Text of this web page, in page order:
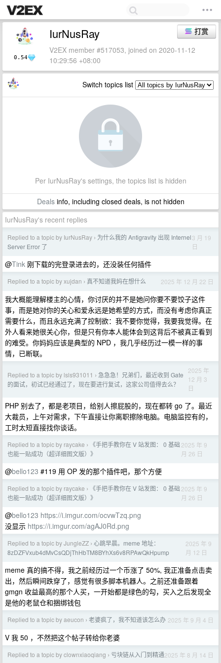
0.54
打赏
IurNusRay
V2EX member #517053, joined on 2020-11-12
10:29:56 +08:00
Switch topics list
Per IurNusRay's settings, the topics list is hidden
Dealsinfo, including closed deals, is not hidden
IurNusRay's recent replies
Replied to a topic by IurNusRay › 为什么我的 Antigravity 出现 Internel
Server Error 了
3 月 19
日
@Tink 刚下载的完登录进去的，还没装任何插件
Replied to a topic by xujdan › 真不知道我妈在想什么 2025 年 12 月 22 日
我大概能理解楼主的心情，你讨厌的并不是她问你要不要饺子这件
事，而是她对你的关心和爱永远是她希望的方式，而没有考虑你真正
需要什么，而且永远充满了控制欲：我不要你觉得，我要我觉得。在
外人看来她很关心你，但是只有你本人能体会到这背后不被真正看到
的难受。你妈妈应该是典型的 NPD ，我几乎经历过一模一样的事
情，已断联。
Replied to a topic by lsls931011 › 急急急！兄弟们，最近收到 Gate
的面试，初试已经通过了，现在要进行复试，这家公司值得去么？
2025 年
12 月 3
日
PHP 别去了，都是老项目，给别人擦屁股的，现在都转 go 了。最近
大裁员，上午对需求，下午直接让你离职擦除电脑。电脑监控有的，
工时太短直接找你谈话。
Replied to a topic by raycake ›
《手把手教你在 V 站发图： 0 基础
也能一贴成功（超详细图文版）》
2025 年 9
月 26 日
@bello123 #119 用 OP 发的那个插件吧，那个方便
Replied to a topic by raycake ›
《手把手教你在 V 站发图： 0 基础
也能一贴成功（超详细图文版）》
2025 年 9
月 26 日
@bello123 https://i.imgur.com/ocvwTzq.png
没显示 https://i.imgur.com/agAJ0Rd.png
Replied to a topic by JungleZZ › 心跳早晨。meme 地址：
8zDZFVxub4dMvCsQDjThHbTM8BYhXs6v8RPAwQkHpump
2025 年 9
月 12 日
meme 真的搞不得，我之前经历过一个币涨了 50%, 我正准备点击卖
出，然后瞬间跌穿了，感觉有很多脚本机器人。之前还准备跟着
gmgn 收益最高的那个人买，一开始都是绿色的勾，买入之后发现全
是他的老鼠仓和捆绑钱包
Replied to a topic by aeucon › 老婆疯了，我不知道该怎么办 2025 年 9 月 4 日
V 我 50 ，不然把这个帖子转给你老婆
Replied to a topic by clownxiaoqiang › 亏块链从入门到精通2025 年 8 月 14 日